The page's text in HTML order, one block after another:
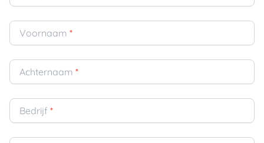
Voornaam *
Achternaam *
Bedrijf *